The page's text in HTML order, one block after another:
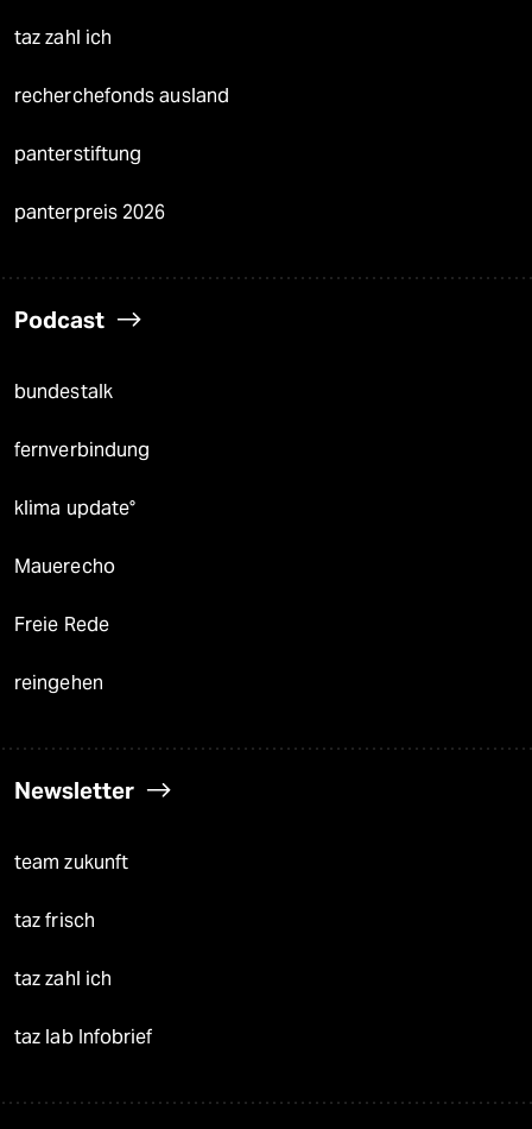
taz zahl ich
recherchefonds ausland
panterstiftung
panterpreis 2026
Podcast
bundestalk
fernverbindung
klima update°
Mauerecho
Freie Rede
reingehen
Newsletter
team zukunft
taz frisch
taz zahl ich
taz lab Infobrief